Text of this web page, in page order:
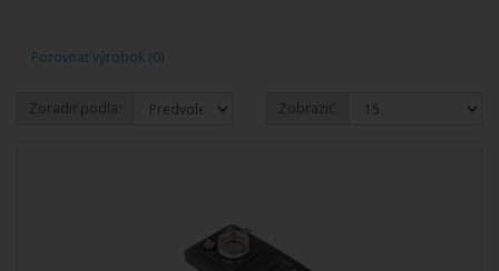
Porovnať výrobok (0)
Zoradiť podľa: Zobraziť: